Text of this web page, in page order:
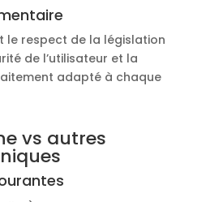
le respect de la législation
de l’utilisateur et la
adapté à chaque
vs autres